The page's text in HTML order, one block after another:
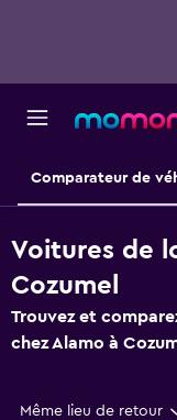
Comparateur de
Voitures de
Cozumel
Trouvez et
chez Alamo à
Même lieu de retour